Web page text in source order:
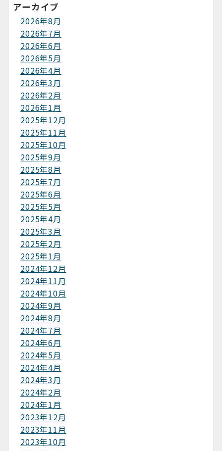
アーカイブ
2026年8月
2026年7月
2026年6月
2026年5月
2026年4月
2026年3月
2026年2月
2026年1月
2025年12月
2025年11月
2025年10月
2025年9月
2025年8月
2025年7月
2025年6月
2025年5月
2025年4月
2025年3月
2025年2月
2025年1月
2024年12月
2024年11月
2024年10月
2024年9月
2024年8月
2024年7月
2024年6月
2024年5月
2024年4月
2024年3月
2024年2月
2024年1月
2023年12月
2023年11月
2023年10月